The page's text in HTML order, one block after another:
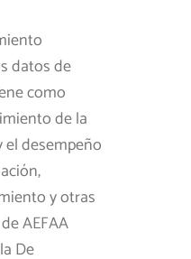
datos de
como
de la
desempeño
y otras
AEFAA
De